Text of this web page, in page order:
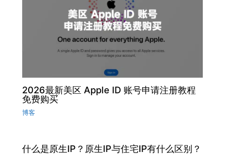
2026最新美区 Apple ID 账号申请注册教程
免费购买
博客
什么是原生IP？原生IP与住宅IP有什么区别？